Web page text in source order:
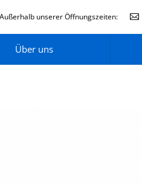
Außerhalb unserer Öffnungszeiten:
Über uns